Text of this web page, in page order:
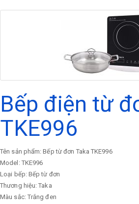
Bếp điện từ
TKE996
Tên sản phẩm: Bếp từ đơn Taka TKE996
Model: TKE996
Loại bếp: Bếp từ đơn
Thương hiệu: Taka
Màu sắc: Trắng đen